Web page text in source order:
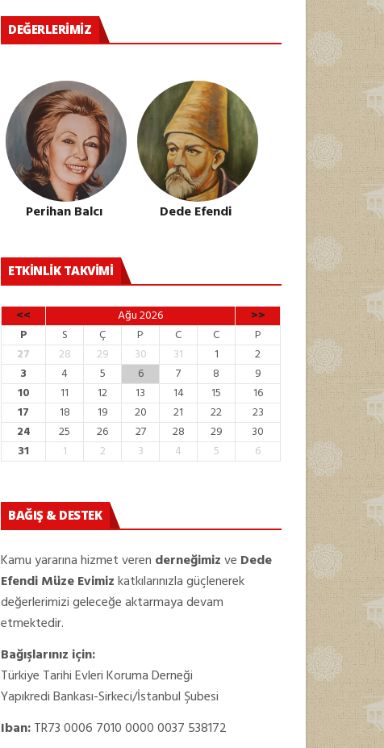
DEĞERLERIMIZ
Perihan Balcı Dede Efendi
ETKINLIK TAKVIMI
<< Ağu 2026
>>
P
S Ç P C C
P
27
28 29 30 31 1
2
3
4 5 6 7 8
9
10
11 12 13 14 15
16
17
18 19 20 21 22
23
24
25 26 27 28 29
30
31
1 2 3 4 5 6
BAĞIŞ & DESTEK
Kamu yararına hizmet veren derneğimizve Dede
Efendi Müze Evimizkatkılarınızla güçlenerek
değerlerimizi geleceğe aktarmaya devam
etmektedir.
Bağışlarınız için:
Türkiye Tarihi Evleri Koruma Derneği
Yapıkredi Bankası-Sirkeci/İstanbul Şubesi
Iban:TR73 0006 7010 0000 0037 538172